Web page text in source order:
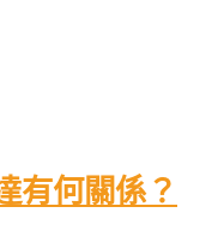
有何關係？